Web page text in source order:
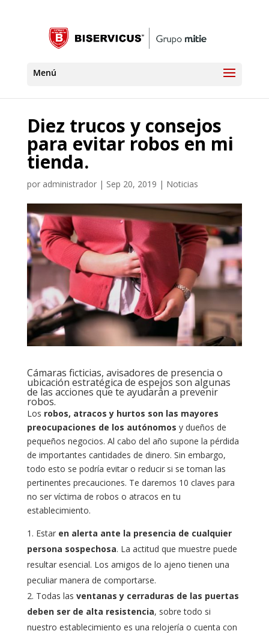
Diez trucos y consejos
para evitar robos en mi
tienda.
por administrador| Sep 20, 2019 | Noticias
Cámaras ficticias, avisadores de presencia o
ubicación estratégica de espejos son algunas
de las acciones que te ayudarán a prevenir
robos.
Los robos, atracos y hurtos son las mayores
preocupaciones de los autónomos y dueños de
pequeños negocios. Al cabo del año supone la pérdida
de importantes cantidades de dinero. Sin embargo,
todo esto se podría evitar o reducir si se toman las
pertinentes precauciones. Te daremos 10 claves para
no ser víctima de robos o atracos en tu
establecimiento.
Estar en alerta ante la presencia de cualquier
persona sospechosa. La actitud que muestre puede
resultar esencial. Los amigos de lo ajeno tienen una
peculiar manera de comportarse.
Todas las ventanas y cerraduras de las puertas
deben ser de alta resistencia, sobre todo si
nuestro establecimiento es una relojería o cuenta con